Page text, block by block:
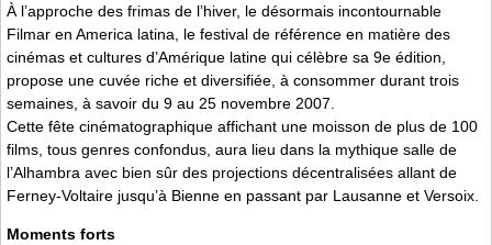
À l’approche des frimas de l’hiver, le désormais incontournable
Filmar en America latina, le festival de référence en matière des
cinémas et cultures d’Amérique latine qui célèbre sa 9e édition,
propose une cuvée riche et diversifiée, à consommer durant trois
semaines, à savoir du 9 au 25 novembre 2007.
Cette fête cinématographique affichant une moisson de plus de 100
films, tous genres confondus, aura lieu dans la mythique salle de
l’Alhambra avec bien sûr des projections décentralisées allant de
Ferney-Voltaire jusqu’à Bienne en passant par Lausanne et Versoix.
Moments forts